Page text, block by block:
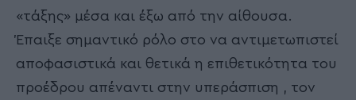
«τάξης» μέσα και έξω από την αίθουσα.
Έπαιξε σημαντικό ρόλο στο να αντιμετωπιστεί
αποφασιστικά και θετικά η επιθετικότητα του
προέδρου απέναντι στην υπεράσπιση , τον